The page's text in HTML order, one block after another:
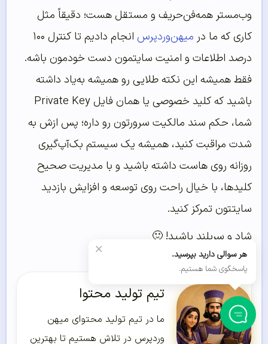
وب‌مستر همه‌فن‌حریف و مستقل هست؛ دقیقاً مثل
کاری که ما در میهن‌وردپرس
انجام دادیم تا کنترل ۱۰۰
درصد اطلاعات و امنیت سایتمون دست خودمون باشه.
فقط همیشه این نکته طلایی رو همیشه به‌یاد داشته
باشید که کلید خصوصی یا همان فایل Private Key
شما، حکم سند مالکیت سرورتون رو داره؛ پس ازش به
شدت مراقبت کنید، همیشه یک سیستم بک‌آپ‌گیری
روزانه روی هاست داشته باشید و با مدیریت صحیح
کلیدها، با خیال راحت روی توسعه و افزایش بازدید
سایتتون تمرکز کنید.
شاد و سربلند باشید! 🙂
تیم تولید محتوا
ما در تیم تولید محتوای میهن
وردپرس در تلاش هستیم تا بهترین
× هر سوالی دارید بپرسید.
پاسخگوی شما هستیم.